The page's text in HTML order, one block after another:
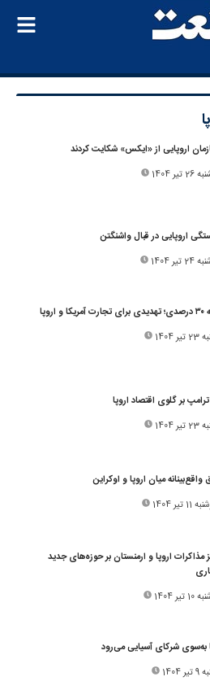
1404
اروپایی در قبال واشنگتن
1404
1404
بر گلوی اقتصاد اروپا
1404
واقع‌بینانه میان اروپا و اوکراین
تیر 1404
مذاکرات اروپا و ارمنستان بر حوزه‌های جدید
1404
به‌سوی شرکای آسیایی می‌رود